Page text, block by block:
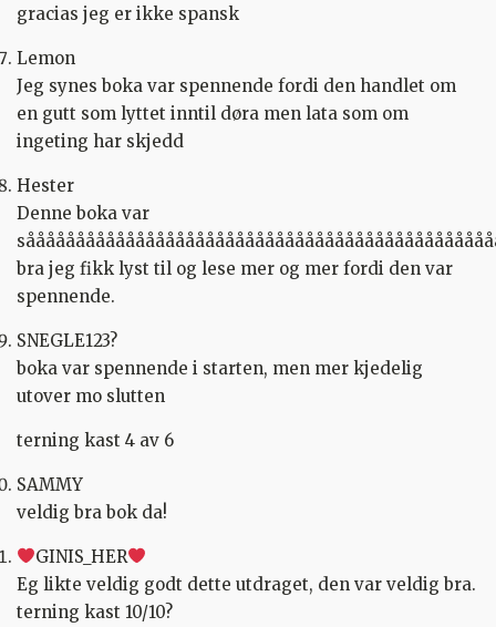
gracias jeg er ikke spansk
Lemon
Jeg synes boka var spennende fordi den handlet om
en gutt som lyttet inntil døra men lata som om
ingeting har skjedd
Hester
Denne boka var
bra jeg fikk lyst til og lese mer og mer fordi den var
spennende.
SNEGLE123?
boka var spennende i starten, men mer kjedelig
utover mo slutten
terning kast 4 av 6
SAMMY
veldig bra bok da!
GINIS_HER
Eg likte veldig godt dette utdraget, den var veldig bra.
terning kast 10/10?